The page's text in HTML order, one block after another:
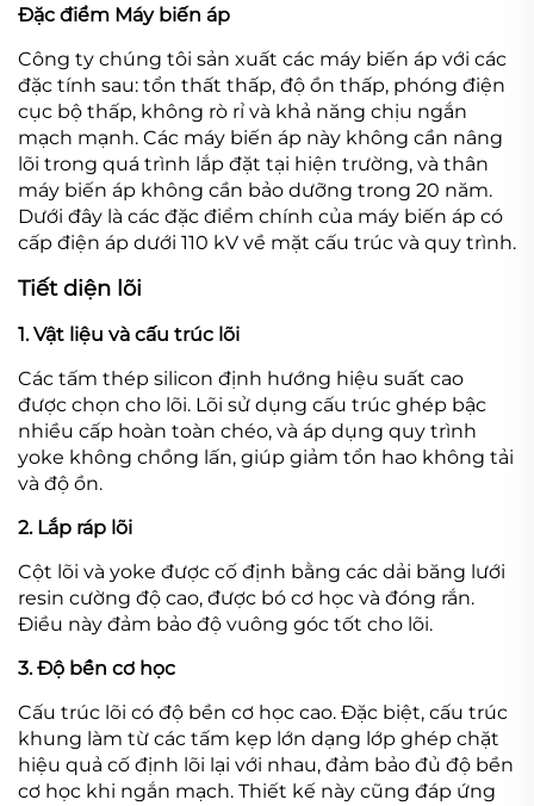
Đặc điểm Máy biến áp
Công ty chúng tôi sản xuất các máy biến áp với các
đặc tính sau: tổn thất thấp, độ ồn thấp, phóng điện
cục bộ thấp, không rò rỉ và khả năng chịu ngắn
mạch mạnh. Các máy biến áp này không cần nâng
lõi trong quá trình lắp đặt tại hiện trường, và thân
máy biến áp không cần bảo dưỡng trong 20 năm.
Dưới đây là các đặc điểm chính của máy biến áp có
cấp điện áp dưới 110 kV về mặt cấu trúc và quy trình.
Tiết diện lõi
1. Vật liệu và cấu trúc lõi
Các tấm thép silicon định hướng hiệu suất cao
được chọn cho lõi. Lõi sử dụng cấu trúc ghép bậc
nhiều cấp hoàn toàn chéo, và áp dụng quy trình
yoke không chồng lấn, giúp giảm tổn hao không tải
và độ ồn.
2. Lắp ráp lõi
Cột lõi và yoke được cố định bằng các dải băng lưới
resin cường độ cao, được bó cơ học và đóng rắn.
Điều này đảm bảo độ vuông góc tốt cho lõi.
3. Độ bền cơ học
Cấu trúc lõi có độ bền cơ học cao. Đặc biệt, cấu trúc
khung làm từ các tấm kẹp lớn dạng lớp ghép chặt
hiệu quả cố định lõi lại với nhau, đảm bảo đủ độ bền
cơ học khi ngắn mạch. Thiết kế này cũng đáp ứng